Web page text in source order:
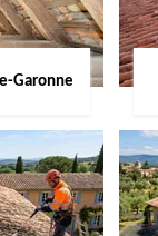
Garonne